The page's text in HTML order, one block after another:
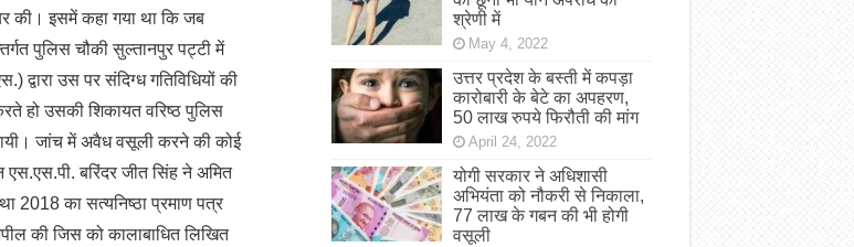
की। इसमें कहा गया था कि जब
पुलिस चौकी सुल्तानपुर पट्टी में
द्वारा उस पर संदिग्ध गतिविधियों की
हो उसकी शिकायत वरिष्ठ पुलिस
जांच में अवैध वसूली करने की कोई
बरिंदर जीत सिंह ने अमित
2018 का सत्यनिष्ठा प्रमाण पत्र
की जिस को कालाबाधित लिखित
श्रेणी में
May 4, 2022
उत्तर प्रदेश के बस्ती में कपड़ा
कारोबारी के बेटे का अपहरण,
50 लाख रुपये फिरौती की मांग
April 24, 2022
योगी सरकार ने अधिशासी
अभियंता को नौकरी से निकाला,
77 लाख के गबन की भी होगी
वसूली